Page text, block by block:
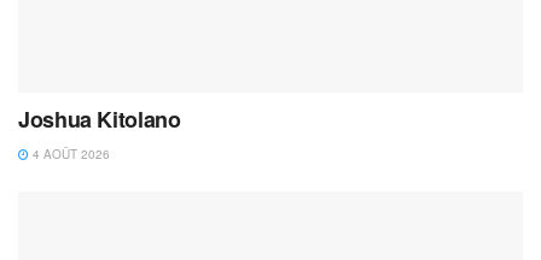
Joshua Kitolano
4 AOÛT 2026